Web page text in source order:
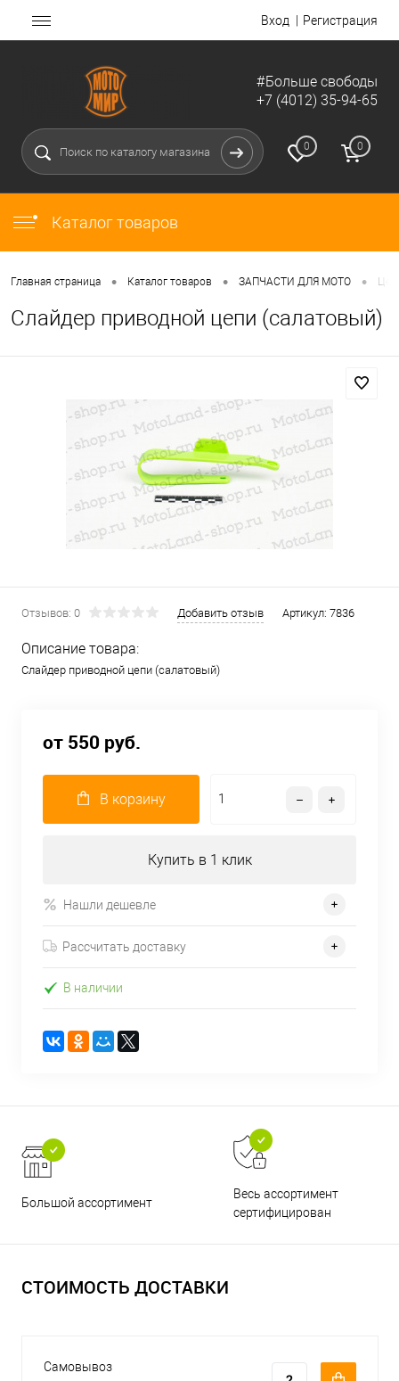
Вход Регистрация
#Больше свободы
+7 (4012) 35-94-65
0 0
Каталог товаров
Главная страница • Каталог товаров • ЗАПЧАСТИ ДЛЯ МОТО •
Слайдер приводной цепи (салатовый)
Отзывов: 0 Добавить отзыв Артикул: 7836
Описание товара:
Слайдер приводной цепи (салатовый)
от 550 руб.
В корзину
Купить в 1 клик
Нашли дешевле
Рассчитать доставку
В наличии
Большой ассортимент
Весь ассортимент
сертифицирован
СТОИМОСТЬ ДОСТАВКИ
Самовывоз